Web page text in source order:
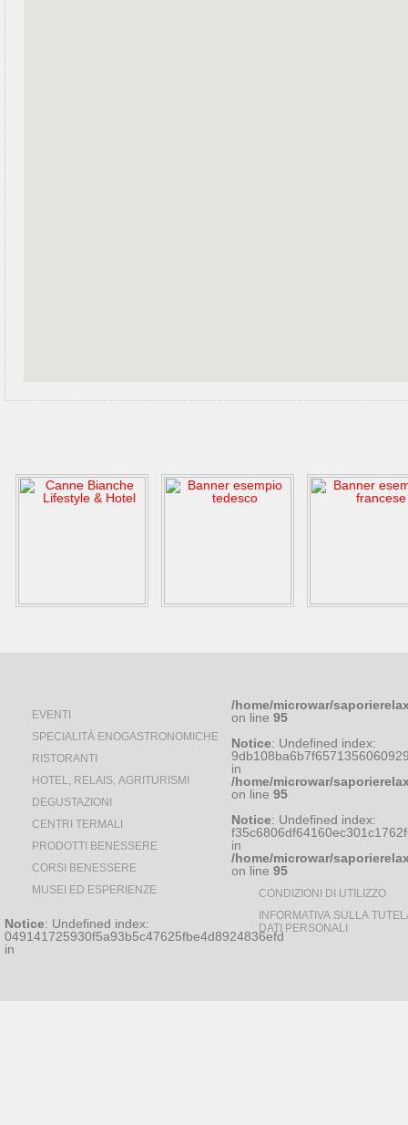
EVENTI
SPECIALITÀ ENOGASTRONOMICHE
RISTORANTI
HOTEL, RELAIS, AGRITURISMI
DEGUSTAZIONI
CENTRI TERMALI
PRODOTTI BENESSERE
CORSI BENESSERE
MUSEI ED ESPERIENZE
Notice: Undefined index:
049141725930f5a93b5c47625fbe4d8924836efd
in
/home/microwar/
on line 95
Notice: Undefined index:
in
/home/microwar/
on line 95
Notice: Undefined index:
in
/home/microwar/
on line 95
CONDIZIONI DI UTILIZZO
INFORMATIVA SULLA
DATI PERSONALI